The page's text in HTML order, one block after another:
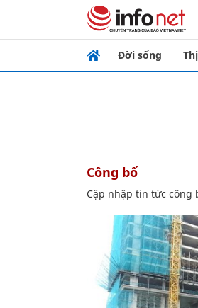
Đời sống
công bố
Cập nhập tin tức công